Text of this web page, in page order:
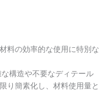
料の効率的な使用に特別な
構造や不要なディテール
り簡素化し、材料使用量と